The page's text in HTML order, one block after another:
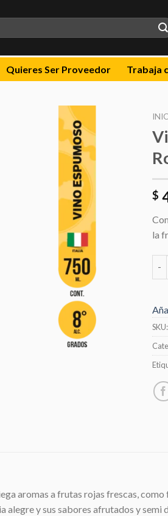
Quieres Ser Proveedor Trabaja
$
la
SKU:
aromas a frutas rojas frescas,
alegre y sus sabores afrutados y semi